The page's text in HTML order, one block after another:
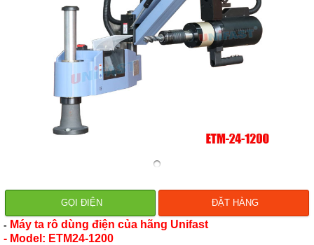
GỌI ĐIỆN ĐẶT HÀNG
- Máy ta rô dùng điện của hãng Unifast
- Model: ETM24-1200